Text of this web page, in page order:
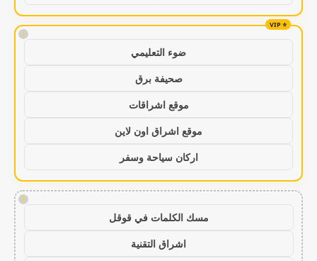
!
ضوء التعليمي
صحيفة برق
موقع اشراقات
موقع اشراق اون لاين
اركان سياحة وسفر
!
مسك الكلمات في قوقل
اشراق التقنية